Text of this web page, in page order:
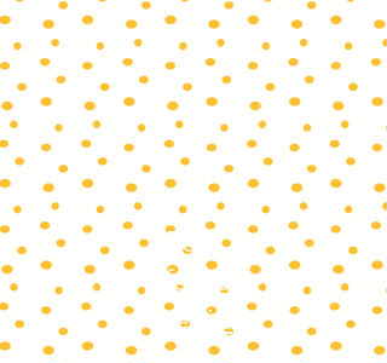
Para
efetuar
pedid